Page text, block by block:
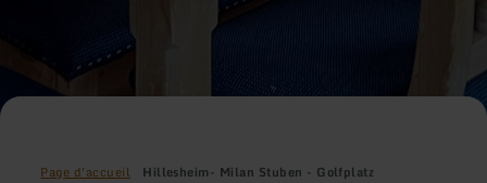
Page d'accueil Hillesheim- Milan Stuben - Golfplatz